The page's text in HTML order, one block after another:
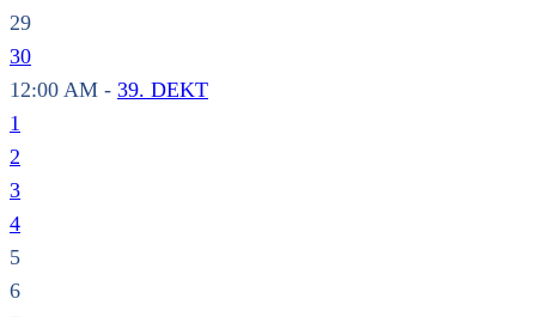
29
30
12:00 AM - 39. DEKT
1
2
3
4
5
6